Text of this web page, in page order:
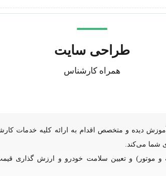
طراحی سایت
همراه کارشناس
دیده و متخصص اقدام به ارائه کلیه خدمات
شما می‌کند.
موتور) و تعیین سلامت خودرو و ارزش گذاری